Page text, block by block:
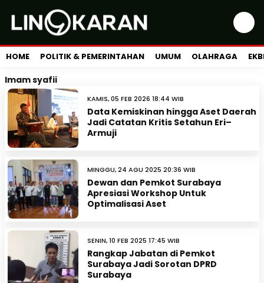
HOME POLITIK & PEMERINTAHAN UMUM OLAHRAGA
Imam syafii
KAMIS, 05 FEB 2026 18:44 WIB
Data Kemiskinan hingga Aset Daerah
Jadi Catatan Kritis Setahun Eri–
Armuji
MINGGU, 24 AGU 2025 20:36 WIB
Dewan dan Pemkot Surabaya
Apresiasi Workshop Untuk
Optimalisasi Aset
SENIN, 10 FEB 2025 17:45 WIB
Rangkap Jabatan di Pemkot
Surabaya Jadi Sorotan DPRD
Surabaya